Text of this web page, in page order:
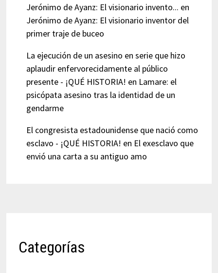
Jerónimo de Ayanz: El visionario invento... en
Jerónimo de Ayanz: El visionario inventor del
primer traje de buceo
La ejecución de un asesino en serie que hizo
aplaudir enfervorecidamente al público
presente - ¡QUÉ HISTORIA! en Lamare: el
psicópata asesino tras la identidad de un
gendarme
El congresista estadounidense que nació como
esclavo - ¡QUÉ HISTORIA! en El exesclavo que
envió una carta a su antiguo amo
Categorías